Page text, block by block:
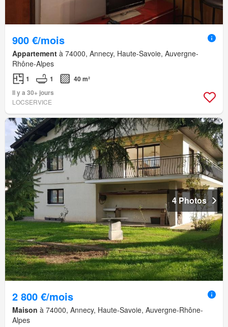
900 €/mois
Appartement à 74000, Annecy, Haute-Savoie, Auvergne-
Rhône-Alpes
1 1
40 m²
Il y a 30+ jours
LOCSERVICE
4 Photos
2 800 €/mois
Maison à 74000, Annecy, Haute-Savoie, Auvergne-Rhône-
Alpes